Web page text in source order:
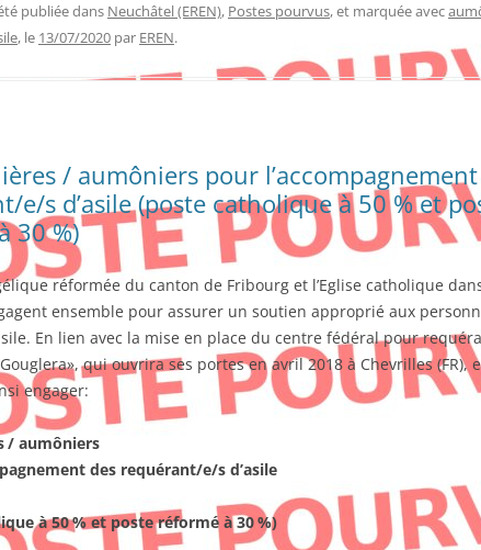
publiée dans Neuchâtel (EREN), Postes pourvus, et marquée avec
, le 13/07/2020 par EREN.
/ aumôniers pour
e/s d’asile (poste catholique à 50 % et
30 %)
réformée du canton de Fribourg et l’Eglise catholique
ensemble pour assurer un soutien approprié aux
En lien avec la mise en place du centre fédéral pour
qui ouvrira ses portes en avril 2018 à Chevrilles (FR),
engager:
/ aumôniers
des requérant/e/s d’asile
à 50% et poste réformé à 30%)